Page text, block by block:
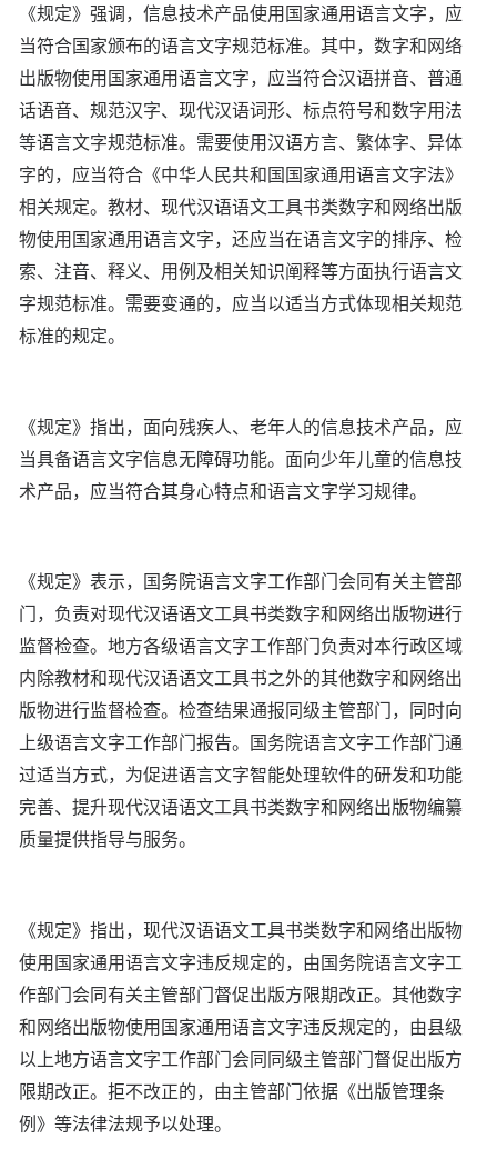
《规定》强调，信息技术产品使用国家通用语言文字，应
当符合国家颁布的语言文字规范标准。其中，数字和网络
出版物使用国家通用语言文字，应当符合汉语拼音、普通
话语音、规范汉字、现代汉语词形、标点符号和数字用法
等语言文字规范标准。需要使用汉语方言、繁体字、异体
字的，应当符合《中华人民共和国国家通用语言文字法》
相关规定。教材、现代汉语语文工具书类数字和网络出版
物使用国家通用语言文字，还应当在语言文字的排序、检
索、注音、释义、用例及相关知识阐释等方面执行语言文
字规范标准。需要变通的，应当以适当方式体现相关规范
标准的规定。
《规定》指出，面向残疾人、老年人的信息技术产品，应
当具备语言文字信息无障碍功能。面向少年儿童的信息技
术产品，应当符合其身心特点和语言文字学习规律。
《规定》表示，国务院语言文字工作部门会同有关主管部
门，负责对现代汉语语文工具书类数字和网络出版物进行
监督检查。地方各级语言文字工作部门负责对本行政区域
内除教材和现代汉语语文工具书之外的其他数字和网络出
版物进行监督检查。检查结果通报同级主管部门，同时向
上级语言文字工作部门报告。国务院语言文字工作部门通
过适当方式，为促进语言文字智能处理软件的研发和功能
完善、提升现代汉语语文工具书类数字和网络出版物编纂
质量提供指导与服务。
《规定》指出，现代汉语语文工具书类数字和网络出版物
使用国家通用语言文字违反规定的，由国务院语言文字工
作部门会同有关主管部门督促出版方限期改正。其他数字
和网络出版物使用国家通用语言文字违反规定的，由县级
以上地方语言文字工作部门会同同级主管部门督促出版方
限期改正。拒不改正的，由主管部门依据《出版管理条
例》等法律法规予以处理。